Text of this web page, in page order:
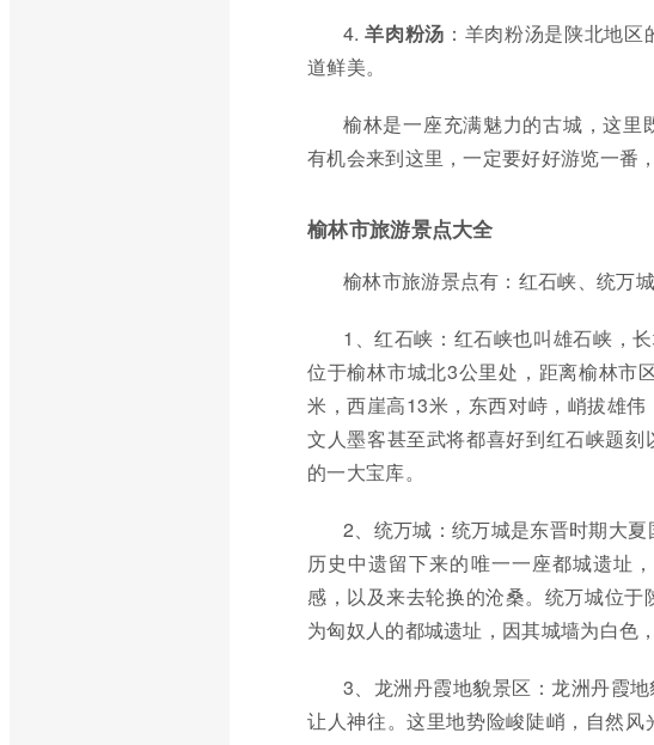
4.羊肉粉汤 ：羊肉粉汤是陕北地
道鲜美。
榆林是一座充满魅力的古城，这
有机会来到这里，一定要好好游览一番
榆林市旅游景点大全
榆林市旅游景点有：红石峡、统万
1、红石峡：红石峡也叫雄石峡，
位于榆林市城北3公里处，距离榆林市
米，西崖高13米，东西对峙，峭拔雄
文人墨客甚至武将都喜好到红石峡题
的一大宝库。
2、统万城：统万城是东晋时期大
历史中遗留下来的唯一一座都城遗址
感，以及来去轮换的沧桑。统万城位
为匈奴人的都城遗址，因其城墙为白色
3、龙洲丹霞地貌景区：龙洲丹霞
让人神往。这里地势险峻陡峭，自然